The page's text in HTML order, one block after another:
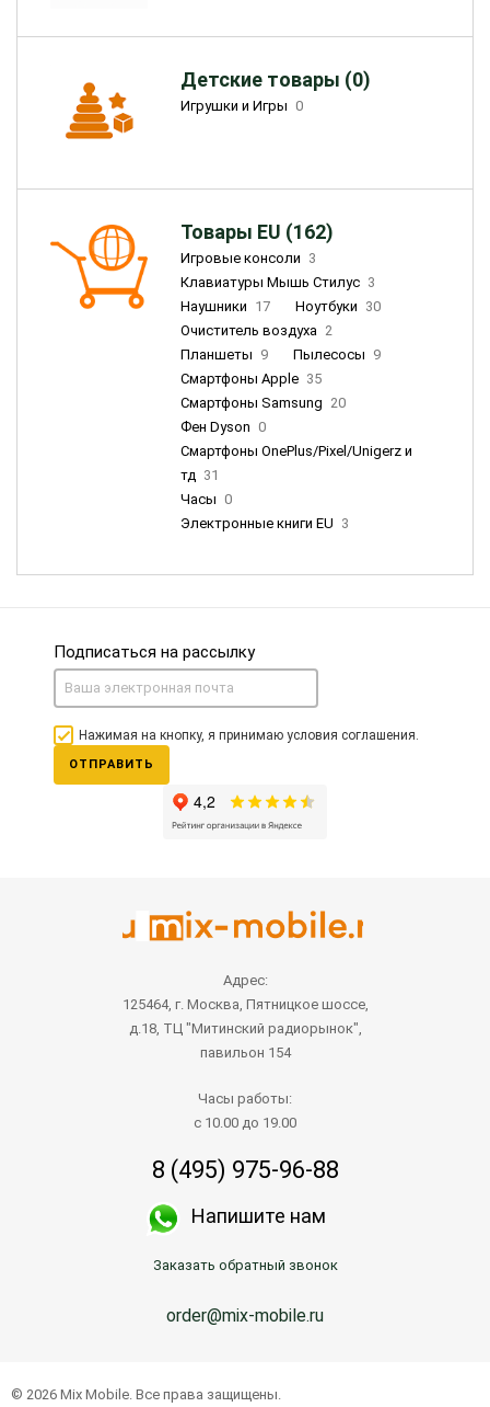
Детские товары (0)
Игрушки и Игры 0
Товары EU (162)
Игровые консоли 3
Клавиатуры Мышь Стилус 3
Наушники 17 Ноутбуки 30
Очиститель воздуха 2
Планшеты 9 Пылесосы 9
Смартфоны Apple 35
Смартфоны Samsung 20
Фен Dyson 0
Смартфоны OnePlus/Pixel/Unigerz и
тд 31
Часы 0
Электронные книги EU 3
Подписаться на рассылку
Нажимая на кнопку, я принимаю условия соглашения.
ОТПРАВИТЬ
Адрес:
125464, г. Москва, Пятницкое шоссе,
д.18, ТЦ "Митинский радиорынок",
павильон 154
Часы работы:
с 10.00 до 19.00
8 (495) 975-96-88
Напишите нам
Заказать обратный звонок
order@mix-mobile.ru
© 2026 Mix Mobile. Все права защищены.